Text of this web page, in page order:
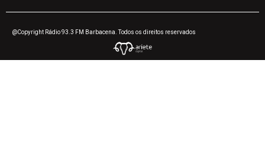
@Copyright Rádio 93.3 FM Barbacena. Todos os direitos reservados